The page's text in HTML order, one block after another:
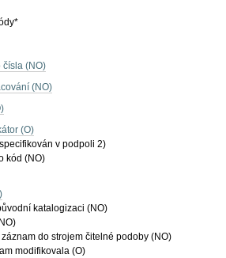
(NO)
(NO)
(O)
v podpoli 2)
(NO)
katalogizaci (NO)
do strojem čitelné podoby (NO)
modifikovala (O)